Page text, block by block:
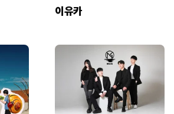
이유카